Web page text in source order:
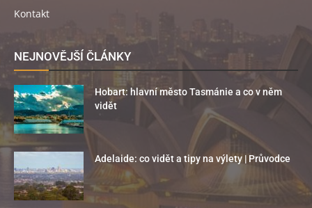
Kontakt
NEJNOVĚJŠÍ ČLÁNKY
Hobart: hlavní město Tasmánie a co v něm
vidět
Adelaide: co vidět a tipy na výlety | Průvodce